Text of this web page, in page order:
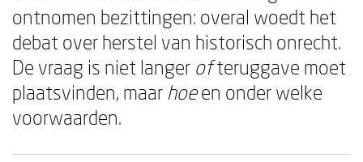
ontnomen bezittingen: overal woedt het
debat over herstel van historisch onrecht.
De vraag is niet langer ofteruggave moet
plaatsvinden, maar hoeen onder welke
voorwaarden.